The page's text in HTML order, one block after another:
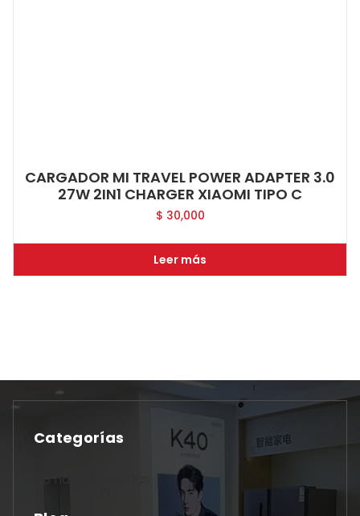
CARGADOR MI TRAVEL POWER ADAPTER 3.0
27W 2IN1 CHARGER XIAOMI TIPO C
$ 30,000
Leer más
Categorías
No hay categorías